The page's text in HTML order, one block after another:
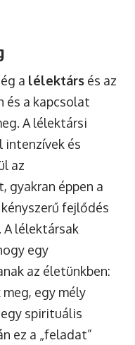
a lélektárs és az
és a kapcsolat
A lélektársi
intenzívek és
az
gyakran éppen a
fejlődés
lélektársak
egy
az életünkben:
egy mély
spirituális
ez a „feladat”